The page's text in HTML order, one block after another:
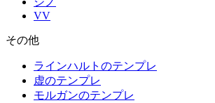
VV
その他
ラインハルトのテンプレ
虚のテンプレ
モルガンのテンプレ